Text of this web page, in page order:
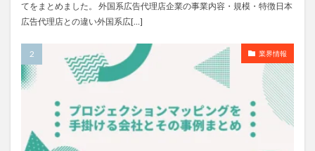
てをまとめました。 外国系広告代理店企業の事業内容・規模・特徴日本
広告代理店との違い外国系広[…]
業界情報